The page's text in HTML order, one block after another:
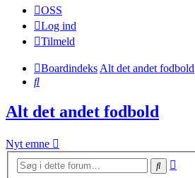
OSS
Log ind
Tilmeld
BoardindeksAlt det andet fodbold
Søg
Alt det andet fodbold
Nyt emne
Søg